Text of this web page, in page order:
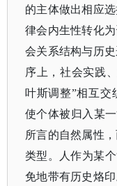
的主体做出相应
律会内生性转化
会关系结构与历
序上，社会实践
叶斯调整”相互交
使个体被归入某
所言的自然属性
类型。人作为某
免地带有历史烙